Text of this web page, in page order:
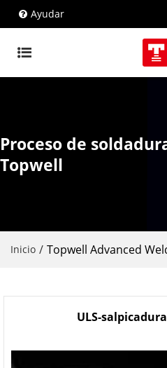
Ayudar
Proceso de
Topwell
Inicio / Topwell Advanced
ULS-